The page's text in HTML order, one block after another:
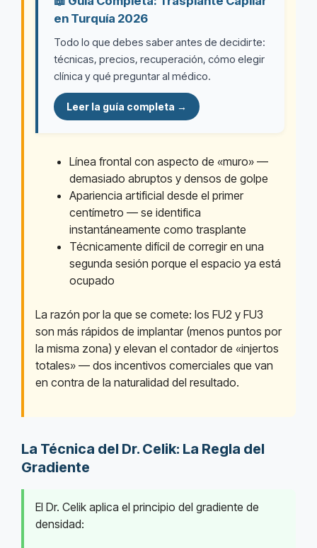
en Turquía 2026
Todo lo que debes saber antes de decidirte:
técnicas, precios, recuperación, cómo elegir
clínica y qué preguntar al médico.
Leer la guía completa →
Línea frontal con aspecto de «muro» —
demasiado abruptos y densos de golpe
Apariencia artificial desde el primer
centímetro — se identifica
instantáneamente como trasplante
Técnicamente difícil de corregir en una
segunda sesión porque el espacio ya está
ocupado
La razón por la que se comete: los FU2 y FU3
son más rápidos de implantar (menos puntos por
la misma zona) y elevan el contador de «injertos
totales» — dos incentivos comerciales que van
en contra de la naturalidad del resultado.
La Técnica del Dr. Celik: La Regla del
Gradiente
El Dr. Celik aplica el principio del gradiente de
densidad: